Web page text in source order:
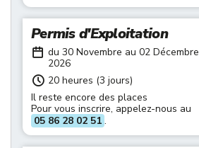
Permis d'Exploitation
du 30 Novembre au 02 Décembre
2026
20 heures (3 jours)
Il reste encore des places
Pour vous inscrire, appelez-nous au
05 86 28 02 51 .